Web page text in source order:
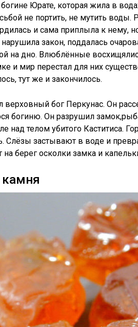
Юрате, которая жила в
не портить, не мутить
и сама приплыла к нему,
закон, поддалась
на дно. Влюблённые
и мир перестал для них
тут же и закончилось.
верховный бог Перкунас. Он
богиню. Он разрушил
над телом убитого Каститиса.
застывают в воде и
берег осколки замка и
камня